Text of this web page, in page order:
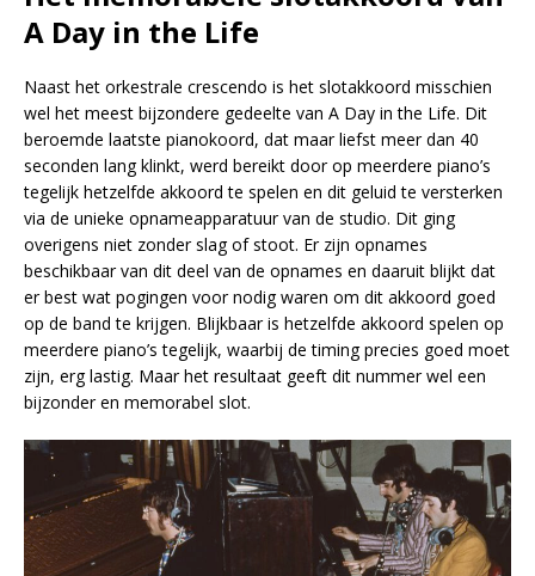
A Day in the Life
Naast het orkestrale crescendo is het slotakkoord misschien
wel het meest bijzondere gedeelte van A Day in the Life. Dit
beroemde laatste pianokoord, dat maar liefst meer dan 40
seconden lang klinkt, werd bereikt door op meerdere piano’s
tegelijk hetzelfde akkoord te spelen en dit geluid te versterken
via de unieke opnameapparatuur van de studio. Dit ging
overigens niet zonder slag of stoot. Er zijn opnames
beschikbaar van dit deel van de opnames en daaruit blijkt dat
er best wat pogingen voor nodig waren om dit akkoord goed
op de band te krijgen. Blijkbaar is hetzelfde akkoord spelen op
meerdere piano’s tegelijk, waarbij de timing precies goed moet
zijn, erg lastig. Maar het resultaat geeft dit nummer wel een
bijzonder en memorabel slot.